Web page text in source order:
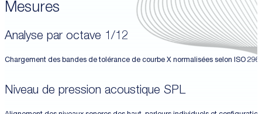
Mesures
Analyse par octave 1/12
Chargement des bandes de tolérance de courbe X normalisées selon ISO
Niveau de pression acoustique SPL